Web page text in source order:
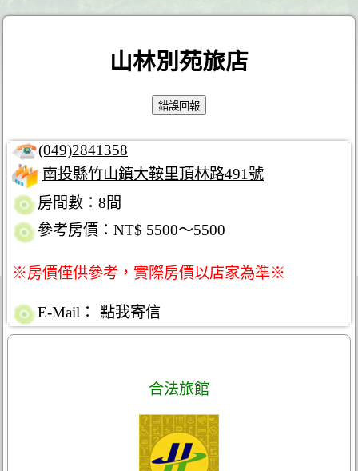
山林別苑旅店
(049)2841358
南投縣竹山鎮大鞍里頂林路491號
房間數：8間
參考房價：NT$ 5500～5500
※房價僅供參考，實際房價以店家為準※
E-Mail： 點我寄信
合法旅館